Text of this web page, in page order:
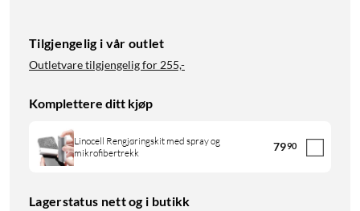
Tilgjengelig i vår outlet
Outletvare tilgjengelig for255,-
Komplettere ditt kjøp
Linocell Rengjøringskit med spray og
mikrofibertrekk
7990
Lagerstatus nett og i butikk